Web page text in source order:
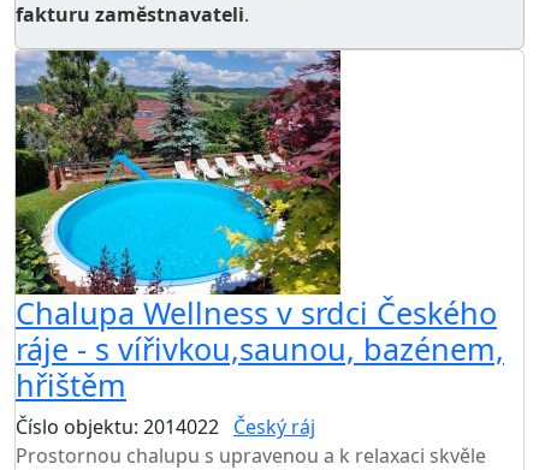
fakturu zaměstnavateli.
Chalupa Wellness v srdci Českého
ráje - s vířivkou,saunou, bazénem,
hřištěm
Číslo objektu: 2014022 Český ráj
Prostornou chalupu s upravenou a k relaxaci skvěle